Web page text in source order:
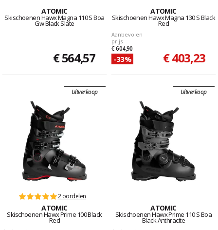
ATOMIC
Skischoenen Hawx Magna 110 S Boa
Gw Black Slate
€ 564,57
ATOMIC
Skischoenen Hawx Magna 130 S Black
Red
Aanbevolen
prijs
€ 604,90
-33% € 403,23
Uitverkoop
2 oordelen
ATOMIC
Skischoenen Hawx Prime 100 Black
Red
Uitverkoop
ATOMIC
Skischoenen Hawx Prime 110 S Boa
Black Anthracite